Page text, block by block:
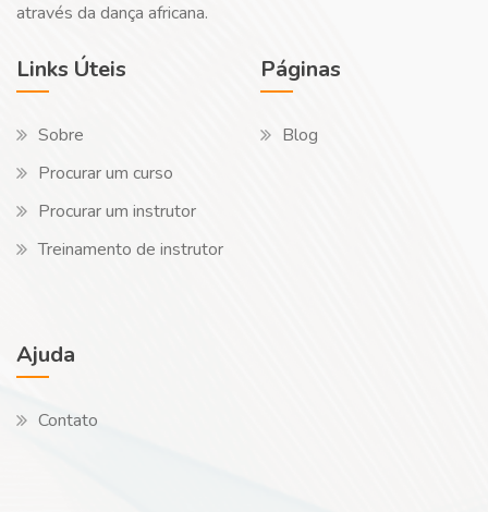
através da dança africana.
Links Úteis
Sobre
Procurar um curso
Procurar um instrutor
Treinamento de instrutor
Páginas
Blog
Ajuda
Contato